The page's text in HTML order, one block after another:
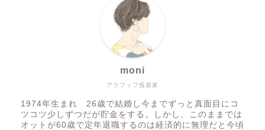
アラフィフ投資家
moni
1974年生まれ 26歳で結婚し今までずっと真面目にコ
ツコツ少しずつだが貯金をする。しかし、このままでは
オットが60歳で定年退職するのは経済的に無理だと今頃